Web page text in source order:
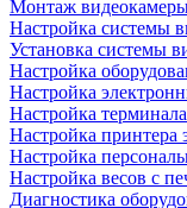
Монтаж
Настройка системы
Установка системы
Настройка
Настройка
Настройка
Настройка принтера
Настройка
Настройка весов с
Диагностика